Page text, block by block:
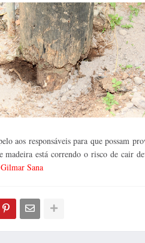
aos responsáveis para que possam
está correndo o risco de cair
Sana